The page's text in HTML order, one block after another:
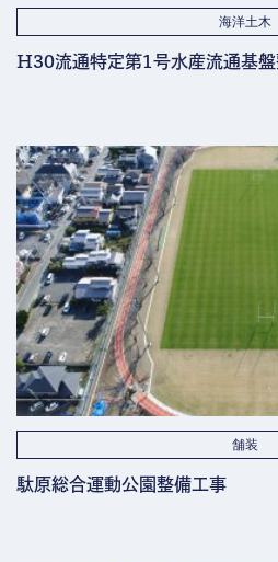
海洋土木
H30流通特定第1号水産流通基盤
舗装
駄原総合運動公園整備工事